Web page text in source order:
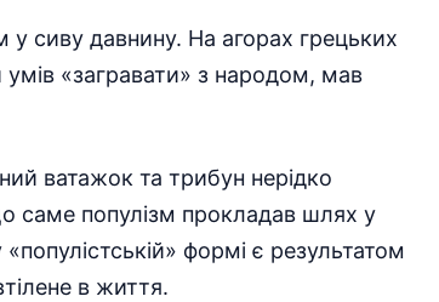
у сиву давнину. На агорах грецьких
умів «загравати» з народом, мав
ватажок та трибун нерідко
саме популізм прокладав шлях у
формі є результатом
в життя.